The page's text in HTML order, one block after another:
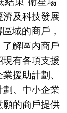
濟及科技發展
域的商戶，
了解區內商戶
現有各項支援
援助計劃、
劃、中小企業
願的商戶提供